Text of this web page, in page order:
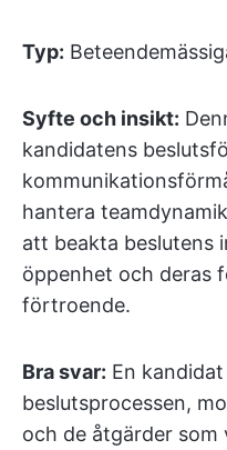
Typ:
Syfte och insikt:
kandidatens
hantera
att beakta beslutens
öppenhet och deras
förtroende.
Bra svar: En
beslutsprocessen,
och de åtgärder